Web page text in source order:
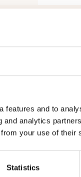
features and to
analytics
your use of their
Statistics
& Kaas
van Trixie?
toevoegingen.
en essentiële
van
tussendoortje of
perfect voor